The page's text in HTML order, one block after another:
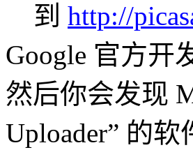
到 http://
Google 官方开
然后你会发现
Uploader” 的